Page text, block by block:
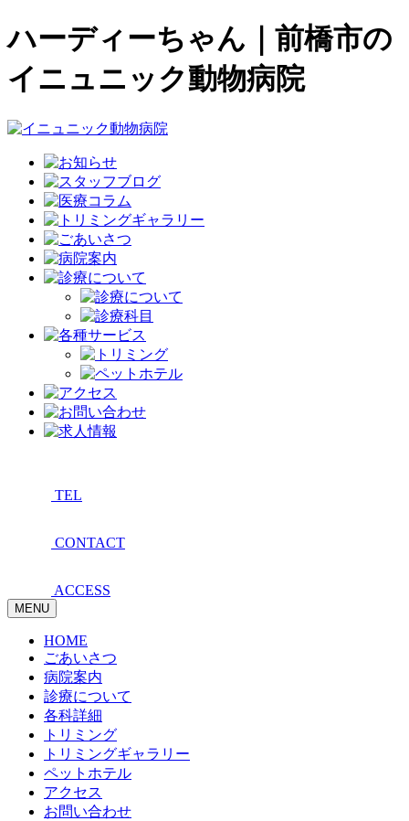
ハーディーちゃん｜前橋市の
イニュニック動物病院
TEL
CONTACT
ACCESS
MENU
HOME
ごあいさつ
病院案内
診療について
各科詳細
トリミング
トリミングギャラリー
ペットホテル
アクセス
お問い合わせ